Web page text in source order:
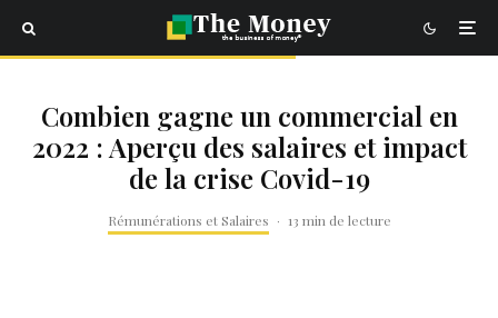
Combien gagne un commercial en
2022 : Aperçu des salaires et impact
de la crise Covid-19
Rémunérations et Salaires · 13 min de lecture